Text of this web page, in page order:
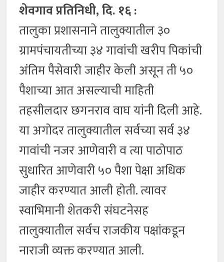
शेवगाव प्रतिनिधी, दि. १६ :
तालुका प्रशासनाने तालुक्यातील ३०
ग्रामपंचायतीच्या ३४ गावांची खरीप पिकांची
अंतिम पैसेवारी जाहीर केली असून ती ५०
पैशाच्या आत असल्याची माहिती
तहसीलदार छगनराव वाघ यांनी दिली आहे.
या अगोदर तालुक्यातील सर्वच्या सर्व ३४
गावांची नजर आणेवारी व त्या पाठोपाठ
सुधारित आणेवारी ५० पैशा पेक्षा अधिक
जाहीर करण्यात आली होती. त्यावर
स्वाभिमानी शेतकरी संघटनेसह
तालुक्यातील सर्वच राजकीय पक्षांकडून
नाराजी व्यक्त करण्यात आली.